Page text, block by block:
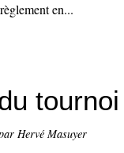
en...
Hervé Masuyer